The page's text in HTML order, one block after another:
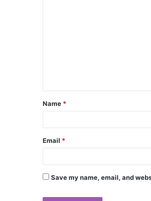
Name *
Email *
Save my name, email, and